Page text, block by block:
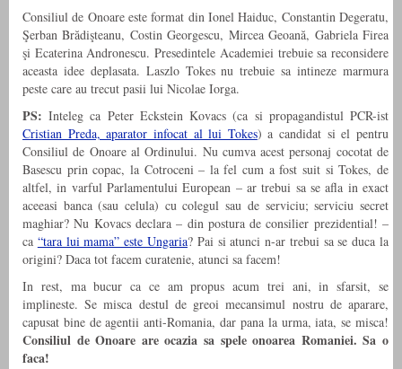
Consiliul de Onoare este format din Ionel Haiduc, Constantin Degeratu,
Şerban Brădişteanu, Costin Georgescu, Mircea Geoană, Gabriela Firea
şi Ecaterina Andronescu. Presedintele Academiei trebuie sa reconsidere
aceasta idee deplasata. Laszlo Tokes nu trebuie sa intineze marmura
peste care au trecut pasii lui Nicolae Iorga.
PS: Inteleg ca Peter Eckstein Kovacs (ca si propagandistul PCR-ist
Cristian Preda, aparator infocat al lui Tokes) a candidat si el pentru
Consiliul de Onoare al Ordinului. Nu cumva acest personaj cocotat de
Basescu prin copac, la Cotroceni – la fel cum a fost suit si Tokes, de
altfel, in varful Parlamentului European – ar trebui sa se afla in exact
aceeasi banca (sau celula) cu colegul sau de serviciu; serviciu secret
maghiar? Nu Kovacs declara – din postura de consilier prezidential! –
ca “tara lui mama” este Ungaria? Pai si atunci n-ar trebui sa se duca la
origini? Daca tot facem curatenie, atunci sa facem!
In rest, ma bucur ca ce am propus acum trei ani, in sfarsit, se
implineste. Se misca destul de greoi mecansimul nostru de aparare,
capusat bine de agentii anti-Romania, dar pana la urma, iata, se misca!
Consiliul de Onoare are ocazia sa spele onoarea Romaniei. Sa o
faca!